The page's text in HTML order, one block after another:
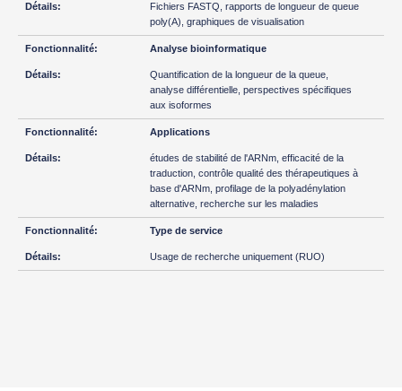
Fichiers FASTQ, rapports de longueur de queue
poly(A), graphiques de visualisation
Analyse bioinformatique
Quantification de la longueur de la queue,
analyse différentielle, perspectives spécifiques
aux isoformes
Applications
études de stabilité de l'ARNm, efficacité de la
traduction, contrôle qualité des thérapeutiques à
base d'ARNm, profilage de la polyadénylation
alternative, recherche sur les maladies
Type de service
Usage de recherche uniquement (RUO)